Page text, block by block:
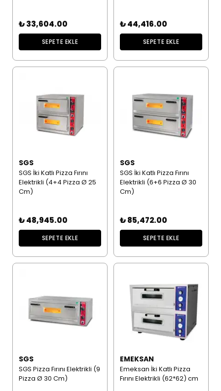
₺ 33,604.00
SEPETE EKLE
₺ 44,416.00
SEPETE EKLE
SGS
SGS İki Katlı Pizza Fırını
Elektrikli (4+4 Pizza Ø 25
Cm)
₺ 48,945.00
SEPETE EKLE
SGS
SGS İki Katlı Pizza Fırını
Elektrikli (6+6 Pizza Ø 30
Cm)
₺ 85,472.00
SEPETE EKLE
SGS
SGS Pizza Fırını Elektrikli (9
Pizza Ø 30 Cm)
EMEKSAN
Emeksan İki Katlı Pizza
Fırını Elektrikli (62*62) cm